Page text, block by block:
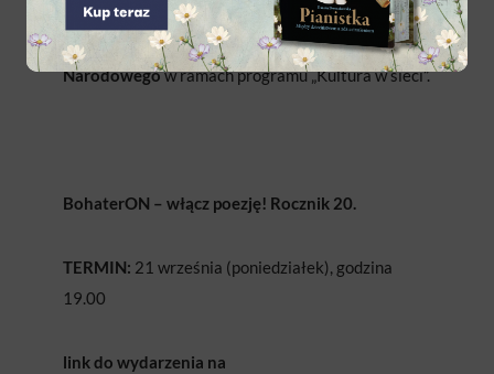
z środkówNarodowe Centrum Kultury,
Ministerstwo Kultury i Dziedzictwa
Narodowegow ramach programu „Kultura w sieci”.
BohaterON – włącz poezję! Rocznik 20.
TERMIN: 21 września (poniedziałek), godzina
19.00
link do wydarzenia na